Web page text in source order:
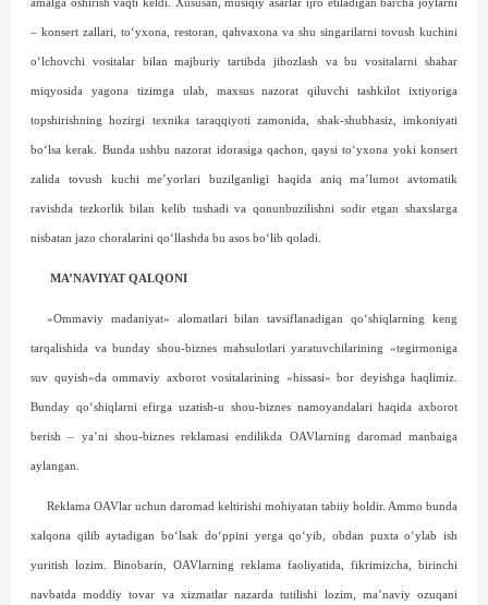
amalga oshirish vaqti keldi. Xususan, musiqiy asarlar ijro etiladigan barcha joylarni
– konsert zallari, to‘yxona, restoran, qahvaxona va shu singarilarni tovush kuchini
o‘lchovchi vositalar bilan majburiy tartibda jihozlash va bu vositalarni shahar
miqyosida yagona tizimga ulab, maxsus nazorat qiluvchi tashkilot ixtiyoriga
topshirishning hozirgi texnika taraqqiyoti zamonida, shak-shubhasiz, imkoniyati
bo‘lsa kerak. Bunda ushbu nazorat idorasiga qachon, qaysi to‘yxona yoki konsert
zalida tovush kuchi me’yorlari buzilganligi haqida aniq ma’lumot avtomatik
ravishda tezkorlik bilan kelib tushadi va qonunbuzilishni sodir etgan shaxslarga
nisbatan jazo choralarini qo‘llashda bu asos bo‘lib qoladi.
MA’NAVIYAT QALQONI
«Ommaviy madaniyat» alomatlari bilan tavsiflanadigan qo‘shiqlarning keng
tarqalishida va bunday shou-biznes mahsulotlari yaratuvchilarining «tegirmoniga
suv quyish»da ommaviy axborot vositalarining «hissasi» bor deyishga haqlimiz.
Bunday qo‘shiqlarni efirga uzatish-u shou-biznes namoyandalari haqida axborot
berish – ya’ni shou-biznes reklamasi endilikda OAVlarning daromad manbai­ga
aylangan.
Reklama OAVlar uchun daromad keltirishi mohiya­tan tabiiy holdir. Ammo bunda
xalqona qilib aytadigan bo‘lsak do‘ppini yerga qo‘yib, obdan puxta o‘ylab ish
yuritish lozim. Binobarin, OAVlarning reklama faoliyatida, fikrimizcha, birinchi
navbatda moddiy tovar va xizmatlar nazarda tutilishi lozim, ma’naviy ozuqani